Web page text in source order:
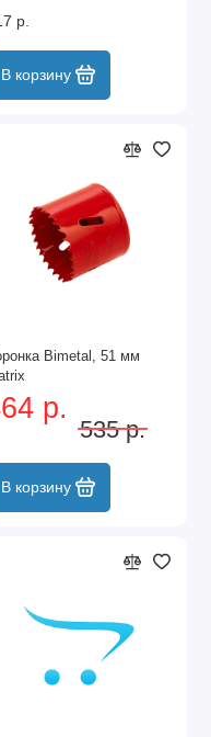
р.
В корзину
Bimetal, 51 мм
р.
535 р.
В корзину